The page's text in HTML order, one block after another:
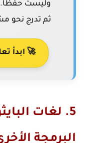
وليست حفظاً.
ثم تدرج نحو
🚀 ابدأ
5. لغات